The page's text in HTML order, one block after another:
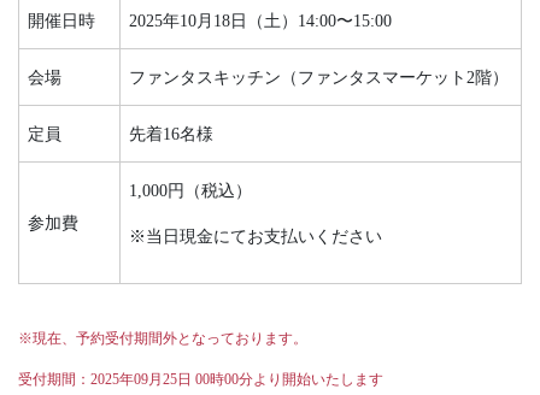
開催日時 2025年10月18日（土）14:00〜15:00
会場 ファンタスキッチン（ファンタスマーケット2階）
定員 先着16名様
参加費
1,000円（税込）
※当日現金にてお支払いください
※現在、予約受付期間外となっております。
受付期間：2025年09月25日 00時00分より開始いたします